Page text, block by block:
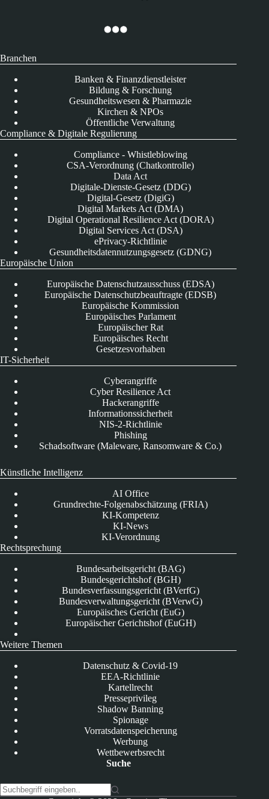
Branchen
Banken & Finanzdienstleister
Bildung & Forschung
Gesundheitswesen & Pharmazie
Kirchen & NPOs
Öffentliche Verwaltung
Compliance & Digitale Regulierung
Compliance - Whistleblowing
CSA-Verordnung (Chatkontrolle)
Data Act
Digitale-Dienste-Gesetz (DDG)
Digital-Gesetz (DigiG)
Digital Markets Act (DMA)
Digital Operational Resilience Act (DORA)
Digital Services Act (DSA)
ePrivacy-Richtlinie
Gesundheitsdatennutzungsgesetz (GDNG)
Europäische Union
Europäische Datenschutzausschuss (EDSA)
Europäische Datenschutzbeauftragte (EDSB)
Europäische Kommission
Europäisches Parlament
Europäischer Rat
Europäisches Recht
Gesetzesvorhaben
IT-Sicherheit
Cyberangriffe
Cyber Resilience Act
Hackerangriffe
Informationssicherheit
NIS-2-Richtlinie
Phishing
Schadsoftware (Maleware, Ransomware & Co.)
Künstliche Intelligenz
AI Office
Grundrechte-Folgenabschätzung (FRIA)
KI-Kompetenz
KI-News
KI-Verordnung
Rechtsprechung
Bundesarbeitsgericht (BAG)
Bundesgerichtshof (BGH)
Bundesverfassungsgericht (BVerfG)
Bundesverwaltungsgericht (BVerwG)
Europäisches Gericht (EuG)
Europäischer Gerichtshof (EuGH)
Weitere Themen
Datenschutz & Covid-19
EEA-Richtlinie
Kartellrecht
Presseprivileg
Shadow Banning
Spionage
Vorratsdatenspeicherung
Werbung
Wettbewerbsrecht
Suche